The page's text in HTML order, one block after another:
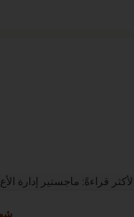
الأكثر قراءةً: ماجستير إدارة